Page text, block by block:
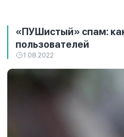
«ПУШистый» спам:
пользователей
1.08.2022